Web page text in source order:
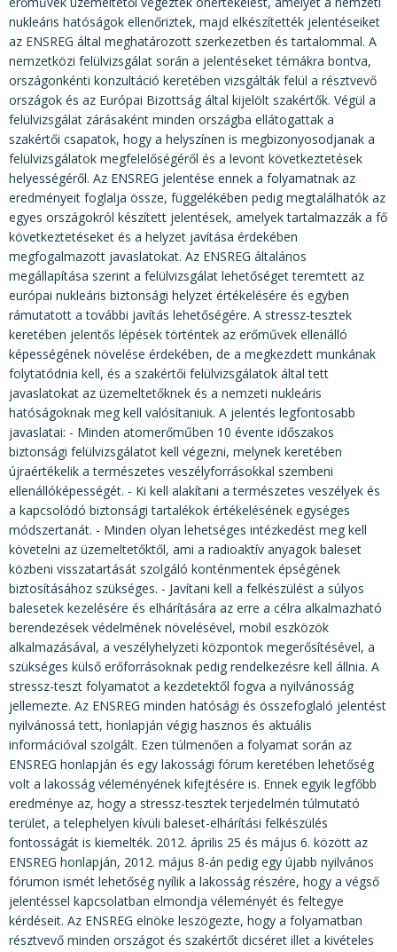
nukleáris hatóságok ellenőriztek, majd elkészítették jelentéseiket
az ENSREG által meghatározott szerkezetben és tartalommal. A
nemzetközi felülvizsgálat során a jelentéseket témákra bontva,
országonkénti konzultáció keretében vizsgálták felül a résztvevő
országok és az Európai Bizottság által kijelölt szakértők. Végül a
felülvizsgálat zárásaként minden országba ellátogattak a
szakértői csapatok, hogy a helyszínen is megbizonyosodjanak a
felülvizsgálatok megfelelőségéről és a levont következtetések
helyességéről. Az ENSREG jelentése ennek a folyamatnak az
eredményeit foglalja össze, függelékében pedig megtalálhatók az
egyes országokról készített jelentések, amelyek tartalmazzák a fő
következtetéseket és a helyzet javítása érdekében
megfogalmazott javaslatokat. Az ENSREG általános
megállapítása szerint a felülvizsgálat lehetőséget teremtett az
európai nukleáris biztonsági helyzet értékelésére és egyben
rámutatott a további javítás lehetőségére. A stressz-tesztek
keretében jelentős lépések történtek az erőművek ellenálló
képességének növelése érdekében, de a megkezdett munkának
folytatódnia kell, és a szakértői felülvizsgálatok által tett
javaslatokat az üzemeltetőknek és a nemzeti nukleáris
hatóságoknak meg kell valósítaniuk. A jelentés legfontosabb
javaslatai: - Minden atomerőműben 10 évente időszakos
biztonsági felülvizsgálatot kell végezni, melynek keretében
újraértékelik a természetes veszélyforrásokkal szembeni
ellenállóképességét. - Ki kell alakítani a természetes veszélyek és
a kapcsolódó biztonsági tartalékok értékelésének egységes
módszertanát. - Minden olyan lehetséges intézkedést meg kell
követelni az üzemeltetőktől, ami a radioaktív anyagok baleset
közbeni visszatartását szolgáló konténmentek épségének
biztosításához szükséges. - Javítani kell a felkészülést a súlyos
balesetek kezelésére és elhárítására az erre a célra alkalmazható
berendezések védelmének növelésével, mobil eszközök
alkalmazásával, a veszélyhelyzeti központok megerősítésével, a
szükséges külső erőforrásoknak pedig rendelkezésre kell állnia. A
stressz-teszt folyamatot a kezdetektől fogva a nyilvánosság
jellemezte. Az ENSREG minden hatósági és összefoglaló jelentést
nyilvánossá tett, honlapján végig hasznos és aktuális
információval szolgált. Ezen túlmenően a folyamat során az
ENSREG honlapján és egy lakossági fórum keretében lehetőség
volt a lakosság véleményének kifejtésére is. Ennek egyik legfőbb
eredménye az, hogy a stressz-tesztek terjedelmén túlmutató
terület, a telephelyen kívüli baleset-elhárítási felkészülés
fontosságát is kiemelték. 2012. április 25 és május 6. között az
ENSREG honlapján, 2012. május 8-án pedig egy újabb nyilvános
fórumon ismét lehetőség nyílik a lakosság részére, hogy a végső
jelentéssel kapcsolatban elmondja véleményét és feltegye
kérdéseit. Az ENSREG elnöke leszögezte, hogy a folyamatban
résztvevő minden országot és szakértőt dicséret illet a kivételes